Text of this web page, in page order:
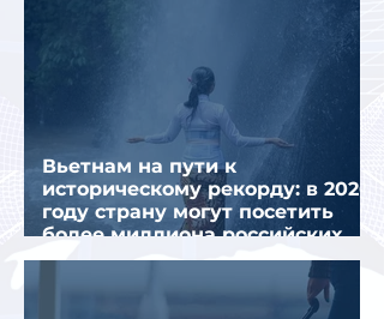
Вьетнам на пути к
историческому рекорду: в 2026
году страну могут посетить
более миллиона российских
туристов